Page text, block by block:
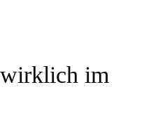
im